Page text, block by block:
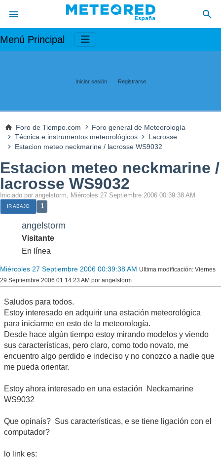
Menú Principal
Iniciar sesión Registrarse
Foro de Tiempo.com
Foro general de Meteorología
Técnica e instrumentos meteorológicos
Lacrosse
Estacion meteo neckmarine / lacrosse WS9032
Estacion meteo neckmarine /
lacrosse WS9032
Iniciado por angelstorm, Miércoles 27 Septiembre 2006 00:39:38 AM
IR ABAJO 1
angelstorm
Visitante
En línea
Miércoles 27 Septiembre 2006 00:39:38 AM Ultima modificación: Viernes
29 Septiembre 2006 01:14:23 AM por angelstorm
Saludos para todos.
Estoy interesado en adquirir una estación meteorológica
para iniciarme en esto de la meteorología.
Desde hace algún tiempo estoy mirando modelos y viendo
sus características, pero claro, como todo novato, me
encuentro algo perdido e indeciso y no conozco a nadie que
me pueda orientar.
Estoy ahora interesado en una estación Neckamarine
WS9032
Que opinaís? Sus características, e se tiene ligación con el
computador?
lo link es: